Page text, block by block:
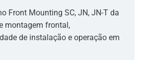
Front Mounting SC, JN, JN-T da
montagem frontal,
de instalação e operação em